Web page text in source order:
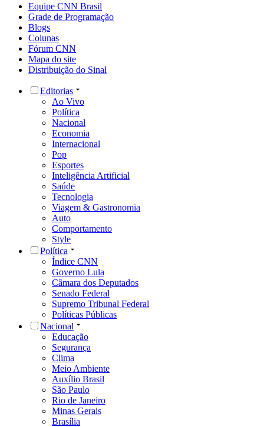
Equipe CNN Brasil
Grade de Programação
Blogs
Colunas
Fórum CNN
Mapa do site
Distribuição do Sinal
Editorias
Ao Vivo
Política
Nacional
Economia
Internacional
Pop
Esportes
Inteligência Artificial
Saúde
Tecnologia
Viagem & Gastronomia
Auto
Comportamento
Style
Política
Índice CNN
Governo Lula
Câmara dos Deputados
Senado Federal
Supremo Tribunal Federal
Políticas Públicas
Nacional
Educação
Segurança
Clima
Meio Ambiente
Auxílio Brasil
São Paulo
Rio de Janeiro
Minas Gerais
Brasília